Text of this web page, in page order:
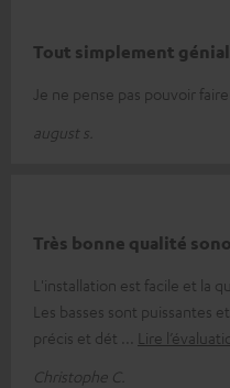
Tout simplement
Je ne pense pas pouvoir faire
august s.
Très bonne qualité
L'installation est facile et la
Les basses sont puissantes
précis et dét
Lire
Christophe C.